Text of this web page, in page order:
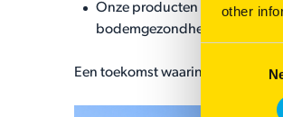
other
Selection
Onze producten en diensten
bodemgezondheid.
Een toekomst waarin